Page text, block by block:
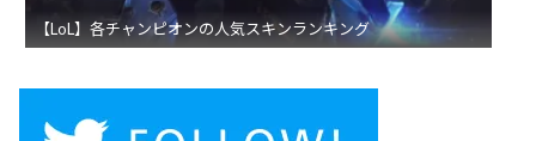
【LoL】各チャンピオンの人気スキンランキング